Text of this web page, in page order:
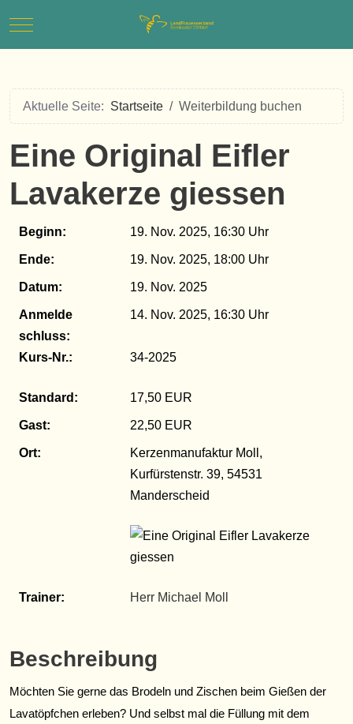
Mobile Menu Toggle
Aktuelle Seite: Startseite Weiterbildung buchen
Eine Original Eifler
Lavakerze giessen
Beginn: 19. Nov. 2025, 16:30
Ende: 19. Nov. 2025, 18:00
Datum: 19. Nov. 2025
Anmelde​
schluss:
14. Nov. 2025, 16:30
Kurs-Nr.: 34-2025
Standard: 17,50 EUR
Gast: 22,50 EUR
Ort:
Kerzenmanufaktur Moll,
Kurfürstenstr. 39, 54531
Manderscheid
Trainer: Herr Michael Moll
Beschreibung
Möchten Sie gerne das Brodeln und Zischen beim Gießen der
Lavatöpfchen erleben? Und selbst mal die Füllung mit dem